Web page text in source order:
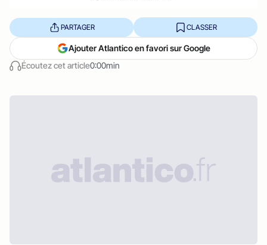
Écoutez cet article0:00min
PARTAGER CLASSER
Ajouter Atlantico en favori sur Google